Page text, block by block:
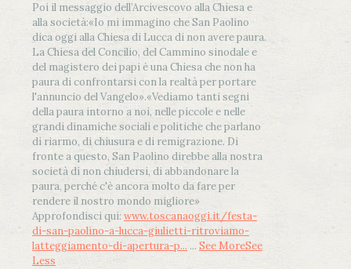
Poi il messaggio dell’Arcivescovo alla Chiesa e
alla società:«Io mi immagino che San Paolino
dica oggi alla Chiesa di Lucca di non avere paura.
La Chiesa del Concilio, del Cammino sinodale e
del magistero dei papi è una Chiesa che non ha
paura di confrontarsi con la realtà per portare
l'annuncio del Vangelo».«Vediamo tanti segni
della paura intorno a noi, nelle piccole e nelle
grandi dinamiche sociali e politiche che parlano
di riarmo, di chiusura e di remigrazione. Di
fronte a questo, San Paolino direbbe alla nostra
società di non chiudersi, di abbandonare la
paura, perché c'è ancora molto da fare per
rendere il nostro mondo migliore»
Approfondisci qui: www.toscanaoggi.it/festa-
di-san-paolino-a-lucca-giulietti-ritroviamo-
latteggiamento-di-apertura-p... ... See MoreSee
Less